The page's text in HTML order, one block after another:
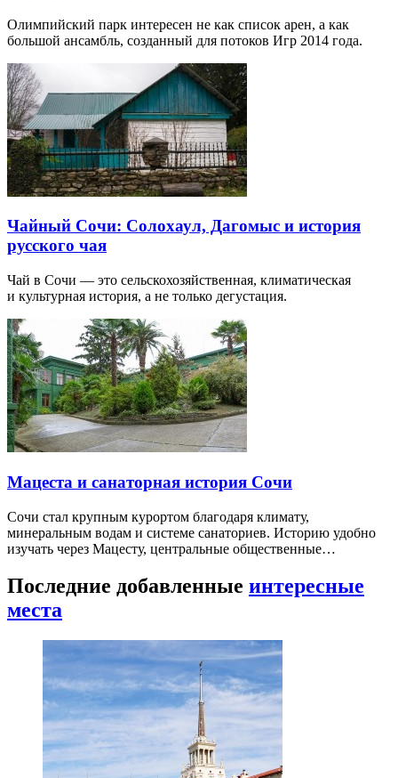
Олимпийский парк интересен не как список арен, а как
большой ансамбль, созданный для потоков Игр 2014 года.
Чайный Сочи: Солохаул, Дагомыс и история
русского чая
Чай в Сочи — это сельскохозяйственная, климатическая
и культурная история, а не только дегустация.
Мацеста и санаторная история Сочи
Сочи стал крупным курортом благодаря климату,
минеральным водам и системе санаториев. Историю удобно
изучать через Мацесту, центральные общественные…
Последние добавленные интересные
места